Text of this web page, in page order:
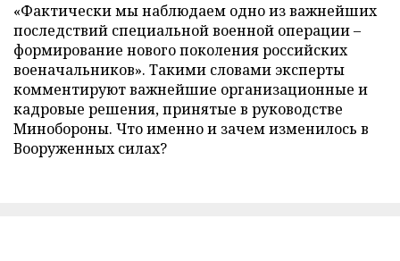
«Фактически мы наблюдаем одно из важнейших
последствий специальной военной операции –
формирование нового поколения российских
военачальников». Такими словами эксперты
комментируют важнейшие организационные и
кадровые решения, принятые в руководстве
Минобороны. Что именно и зачем изменилось в
Вооруженных силах?